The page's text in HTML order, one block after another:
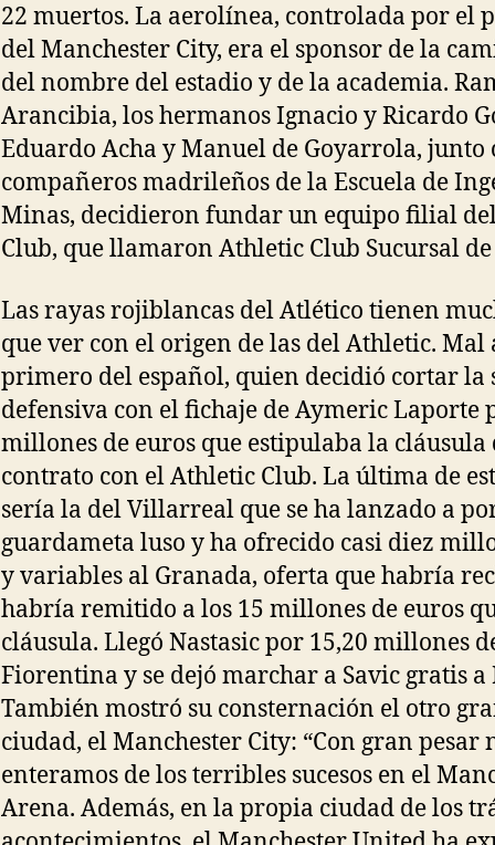
22 muertos. La aerolínea, controlada por el
del Manchester City, era el sponsor de la
del nombre del estadio y de la academia.
Arancibia, los hermanos Ignacio y Ricardo
Eduardo Acha y Manuel de Goyarrola, junto
compañeros madrileños de la Escuela de
Minas, decidieron fundar un equipo filial
Club, que llamaron Athletic Club Sucursal
Las rayas rojiblancas del Atlético tienen
que ver con el origen de las del Athletic. Mal
primero del español, quien decidió cortar la
defensiva con el fichaje de Aymeric Laporte
millones de euros que estipulaba la cláusula
contrato con el Athletic Club. La última de
sería la del Villarreal que se ha lanzado a
guardameta luso y ha ofrecido casi diez
y variables al Granada, oferta que habría
habría remitido a los 15 millones de euros
cláusula. Llegó Nastasic por 15,20 millones
Fiorentina y se dejó marchar a Savic gratis
También mostró su consternación el otro
ciudad, el Manchester City: “Con gran pesar
enteramos de los terribles sucesos en el
Arena. Además, en la propia ciudad de los